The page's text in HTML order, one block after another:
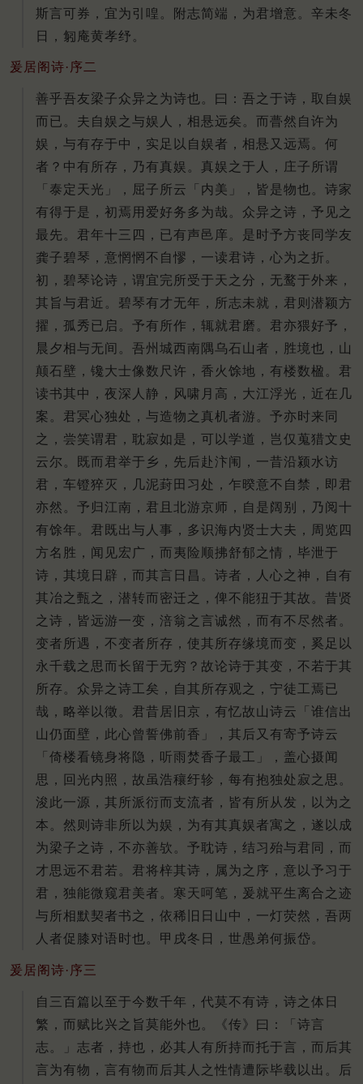
斯言可券，宜为引喤。附志简端，为君增意。辛未冬
日，匑庵黄孝纾。
爰居阁诗·序二
善乎吾友梁子众异之为诗也。曰：吾之于诗，取自娱
而已。夫自娱之与娱人，相悬远矣。而瞢然自许为
娱，与有存于中，实足以自娱者，相悬又远焉。何
者？中有所存，乃有真娱。真娱之于人，庄子所谓
「泰定天光」，屈子所云「内美」，皆是物也。诗家
有得于是，初焉用爱好务多为哉。众异之诗，予见之
最先。君年十三四，已有声邑庠。是时予方丧同学友
龚子碧琴，意惘惘不自憀，一读君诗，心为之折。
初，碧琴论诗，谓宜完所受于天之分，无鹜于外来，
其旨与君近。碧琴有才无年，所志未就，君则潜颖方
擢，孤秀已启。予有所作，辄就君磨。君亦猥好予，
晨夕相与无间。吾州城西南隅乌石山者，胜境也，山
颠石壁，镵大士像数尺许，香火馀地，有楼数楹。君
读书其中，夜深人静，风啸月高，大江浮光，近在几
案。君冥心独处，与造物之真机者游。予亦时来同
之，尝笑谓君，耽寂如是，可以学道，岂仅蒐猎文史
云尔。既而君举于乡，先后赴汴闱，一昔沿颍水访
君，车镫猝灭，几泥葑田习处，乍暌意不自禁，即君
亦然。予归江南，君且北游京师，自是阔别，乃阅十
有馀年。君既出与人事，多识海内贤士大夫，周览四
方名胜，闻见宏广，而夷险顺拂舒郁之情，毕泄于
诗，其境日辟，而其言日昌。诗者，人心之神，自有
其冶之甄之，潜转而密迁之，俾不能狃于其故。昔贤
之诗，皆远游一变，涪翁之言诚然，而有不尽然者。
变者所遇，不变者所存，使其所存缘境而变，奚足以
永千载之思而长留于无穷？故论诗于其变，不若于其
所存。众异之诗工矣，自其所存观之，宁徒工焉已
哉，略举以徵。君昔居旧京，有忆故山诗云「谁信出
山仍面壁，此心曾誓佛前香」，其后又有寄予诗云
「倚楼看镜身将隐，听雨焚香子最工」，盖心摄闻
思，回光内照，故虽浩穰纡轸，每有抱独处寂之思。
浚此一源，其所派衍而支流者，皆有所从发，以为之
本。然则诗非所以为娱，为有其真娱者寓之，遂以成
为梁子之诗，不亦善欤。予耽诗，结习殆与君同，而
才思远不君若。君将梓其诗，属为之序，意以予习于
君，独能微窥君美者。寒天呵笔，爰就平生离合之迹
与所相默契者书之，依稀旧日山中，一灯荧然，吾两
人者促膝对语时也。甲戌冬日，世愚弟何振岱。
爰居阁诗·序三
自三百篇以至于今数千年，代莫不有诗，诗之体日
繁，而赋比兴之旨莫能外也。《传》曰：「诗言
志。」志者，持也，必其人有所持而托于言，而后其
言为有物，言有物而后其人之性情遭际毕载以出。后